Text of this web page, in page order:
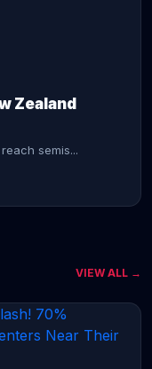
Zealand
semis...
VIEW ALL →